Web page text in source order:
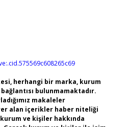
herhangi bir marka, kurum
bulunmamaktadır.
makaleler
alan içerikler haber niteliği
ve kişiler hakkında